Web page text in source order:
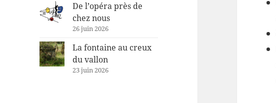
De l’opéra près de
chez nous
26 juin 2026
La fontaine au creux
du vallon
23 juin 2026